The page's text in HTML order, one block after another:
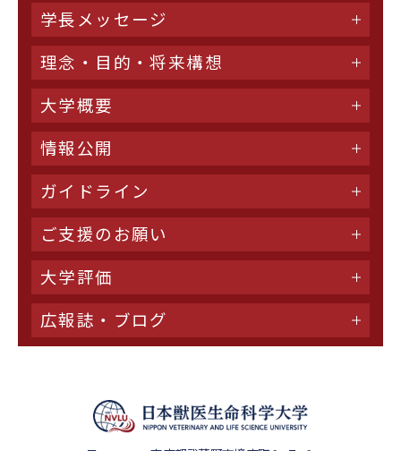
学長メッセージ
理念・目的・将来構想
大学概要
情報公開
ガイドライン
ご支援のお願い
大学評価
広報誌・ブログ